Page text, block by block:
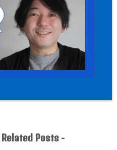
Related Posts-